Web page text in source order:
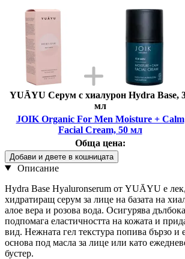
YUĀYU Серум с хиалурон Hydra Base,
мл
JOIK Organic For Men Moisture + Calm
Facial Cream, 50 мл
Обща цена:
Добави и двете в кошницата
Описание
Hydra Base Hyaluronserum от YUĀYU е
хидратиращ серум за лице на базата на
алое вера и розова вода. Осигурява
подпомага еластичността на кожата и
вид. Нежната гел текстура попива бързо и
основа под масла за лице или като
бустер.